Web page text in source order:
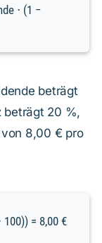
⋅ (1 −
beträgt
beträgt 20 %,
8,00 € pro
= 8,00 €